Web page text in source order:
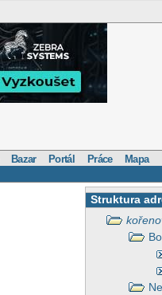
Bazar Portál Práce Mapa
Struktura